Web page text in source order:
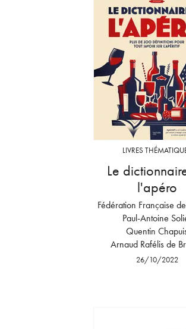
LIVRES
Le
l'apéro
Fédération Française
Paul-Antoine
Quentin
Arnaud Rafélis de
26/10/2022